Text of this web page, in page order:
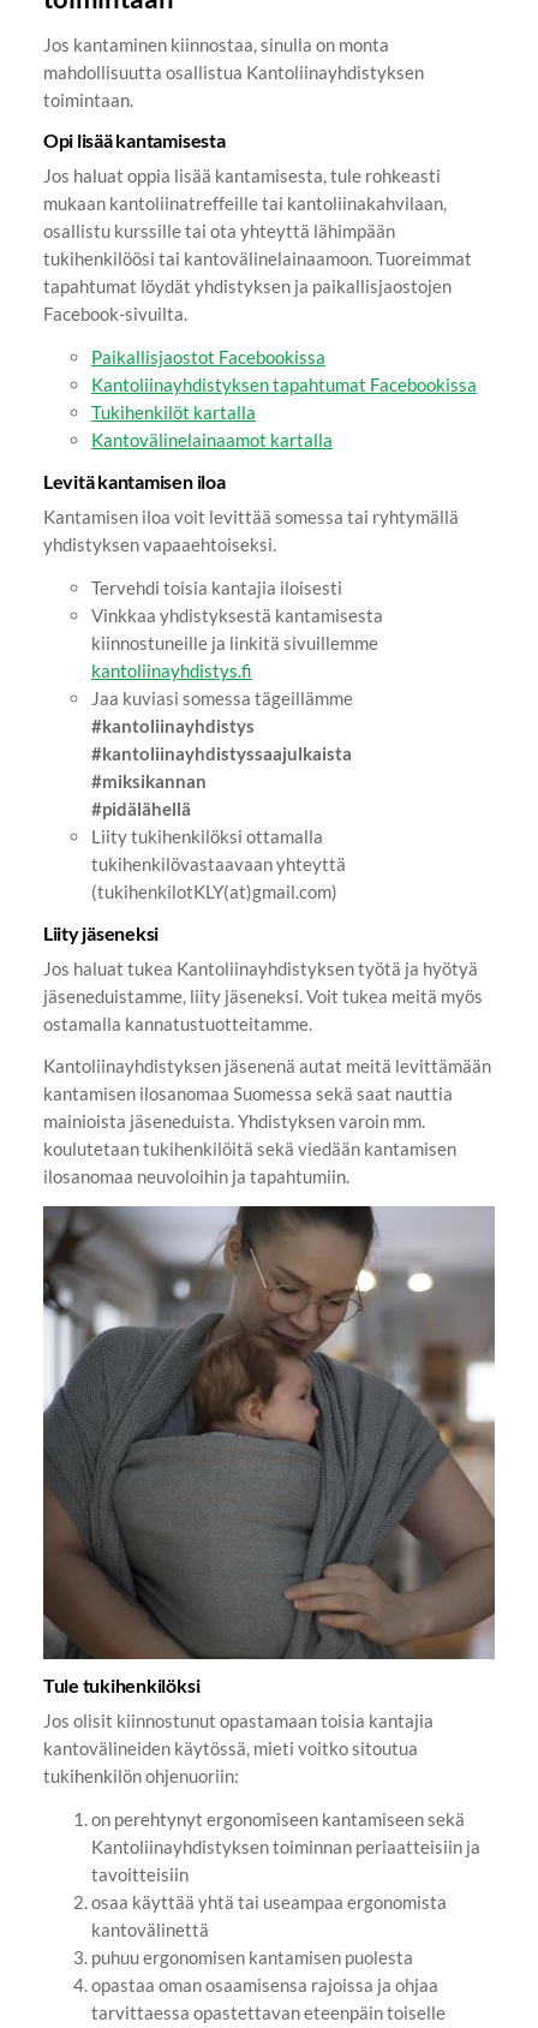
Jos kantaminen kiinnostaa, sinulla on monta
mahdollisuutta osallistua Kantoliinayhdistyksen
toimintaan.
Opi lisää kantamisesta
Jos haluat oppia lisää kantamisesta, tule rohkeasti
mukaan kantoliinatreffeille tai kantoliinakahvilaan,
osallistu kurssille tai ota yhteyttä lähimpään
tukihenkilöösi tai kantovälinelainaamoon. Tuoreimmat
tapahtumat löydät yhdistyksen ja paikallisjaostojen
Facebook-sivuilta.
Paikallisjaostot Facebookissa
Kantoliinayhdistyksen tapahtumat Facebookissa
Tukihenkilöt kartalla
Kantovälinelainaamot kartalla
Levitä kantamisen iloa
Kantamisen iloa voit levittää somessa tai ryhtymällä
yhdistyksen vapaaehtoiseksi.
Tervehdi toisia kantajia iloisesti
Vinkkaa yhdistyksestä kantamisesta
kiinnostuneille ja linkitä sivuillemme
kantoliinayhdistys.fi
Jaa kuviasi somessa tägeillämme
#kantoliinayhdistys
#kantoliinayhdistyssaajulkaista
#miksikannan
#pidälähellä
Liity tukihenkilöksi ottamalla
tukihenkilövastaavaan yhteyttä
(tukihenkilotKLY(at)gmail.com)
Liity jäseneksi
Jos haluat tukea Kantoliinayhdistyksen työtä ja hyötyä
jäseneduistamme, liity jäseneksi. Voit tukea meitä myös
ostamalla kannatustuotteitamme.
Kantoliinayhdistyksen jäsenenä autat meitä levittämään
kantamisen ilosanomaa Suomessa sekä saat nauttia
mainioista jäseneduista. Yhdistyksen varoin mm.
koulutetaan tukihenkilöitä sekä viedään kantamisen
ilosanomaa neuvoloihin ja tapahtumiin.
Tule tukihenkilöksi
Jos olisit kiinnostunut opastamaan toisia kantajia
kantovälineiden käytössä, mieti voitko sitoutua
tukihenkilön ohjenuoriin:
on perehtynyt ergonomiseen kantamiseen sekä
Kantoliinayhdistyksen toiminnan periaatteisiin ja
tavoitteisiin
osaa käyttää yhtä tai useampaa ergonomista
kantovälinettä
puhuu ergonomisen kantamisen puolesta
opastaa oman osaamisensa rajoissa ja ohjaa
tarvittaessa opastettavan eteenpäin toiselle